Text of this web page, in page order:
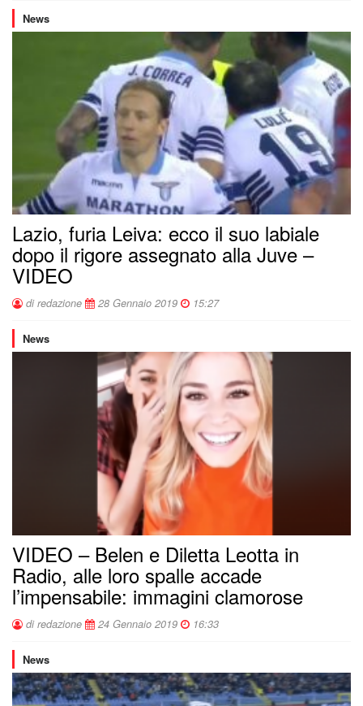
News
Lazio, furia Leiva: ecco il suo labiale
dopo il rigore assegnato alla Juve –
VIDEO
di redazione 28 Gennaio 2019 15:27
News
VIDEO – Belen e Diletta Leotta in
Radio, alle loro spalle accade
l’impensabile: immagini clamorose
di redazione 24 Gennaio 2019 16:33
News